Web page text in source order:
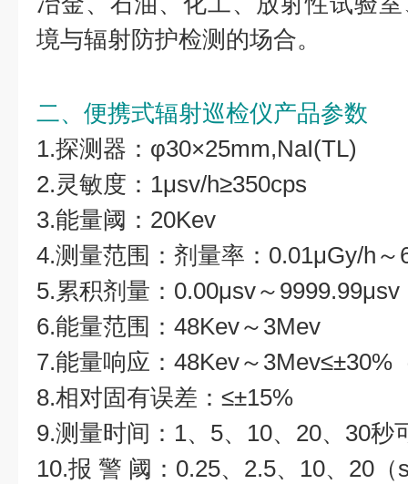
境与辐射防护检测的场合。
二、便携式辐射巡检仪产品参数
1.探测器：φ30×25mm,NaI(TL)
2.灵敏度：1μsv/h≥350cps
3.能量阈：20Kev
4.测量范围：剂量率：0.01μGy/h～
5.累积剂量：0.00μsv～9999.99μsv
6.能量范围：48Kev～3Mev
7.能量响应：48Kev～3Mev≤±30%
8.相对固有误差：≤±15%
9.测量时间：1、5、10、20、30秒
10.报 警 阈：0.25、2.5、10、20（